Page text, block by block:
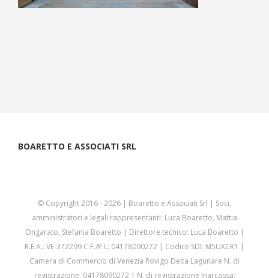
BOARETTO E ASSOCIATI SRL
© Copyright 2016 -2026 | Boaretto e Associati Srl | Soci,
amministratori e legali rappresentanti: Luca Boaretto, Mattia
Ongarato, Stefania Boaretto | Direttore tecnico: Luca Boaretto |
R.E.A.: VE-372299 C.F./P.I.: 04178090272 | Codice SDI: M5UXCR1 |
Camera di Commercio di Venezia Rovigo Delta Lagunare N. di
registrazione: 04178090272 | N. di registrazione Inarcassa: